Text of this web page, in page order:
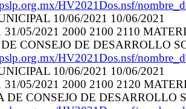
HV2021Dos.nsf/
10/06/2021 10/06/2021
31/05/2021 2000 2100 2110
CONSEJO DE DESARROLLO
HV2021Dos.nsf/
10/06/2021 10/06/2021
31/05/2021 2000 2100 2120
DE CONSEJO DE DESARROLLO